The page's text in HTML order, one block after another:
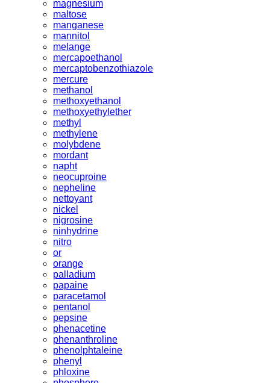
magnesium
maltose
manganese
mannitol
melange
mercapoethanol
mercaptobenzothiazole
mercure
methanol
methoxyethanol
methoxyethylether
methyl
methylene
molybdene
mordant
napht
neocuproine
nepheline
nettoyant
nickel
nigrosine
ninhydrine
nitro
or
orange
palladium
papaine
paracetamol
pentanol
pepsine
phenacetine
phenanthroline
phenolphtaleine
phenyl
phloxine